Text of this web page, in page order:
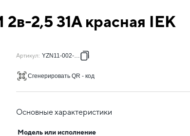
2,5 31А красная IEK
Артикул: YZN11-002-K04
Сгенерировать QR - код
Основные характеристики
Модель или исполнение